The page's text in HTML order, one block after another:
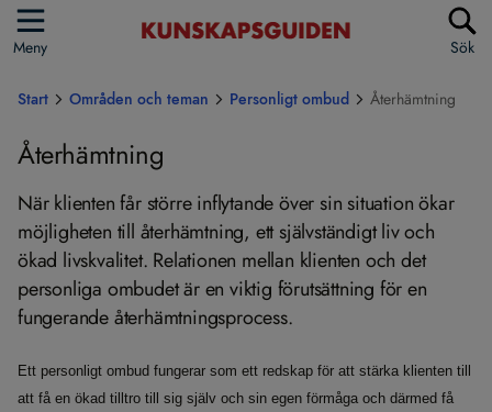
Meny Sök
Start Områden och teman Personligt ombud Återhämtning
Återhämtning
När klienten får större inflytande över sin situation ökar
möjligheten till återhämtning, ett självständigt liv och
ökad livskvalitet. Relationen mellan klienten och det
personliga ombudet är en viktig förutsättning för en
fungerande återhämtningsprocess.
Ett personligt ombud fungerar som ett redskap för att stärka klienten till
att få en ökad tilltro till sig själv och sin egen förmåga och därmed få